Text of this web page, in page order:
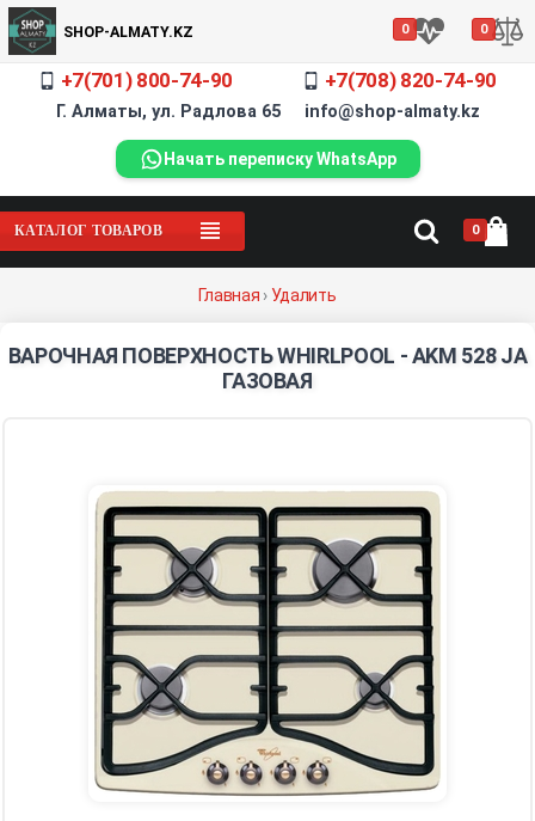
SHOP-ALMATY.KZ 0 0
+7(701) 800-74-90 +7(708) 820-74-90
Г. Алматы, ул. Радлова 65 info@shop-almaty.kz
Начать переписку WhatsApp
КАТАЛОГ ТОВАРОВ 0
Главная › Удалить
ВАРОЧНАЯ ПОВЕРХНОСТЬ WHIRLPOOL - AKM 528 JA
ГАЗОВАЯ